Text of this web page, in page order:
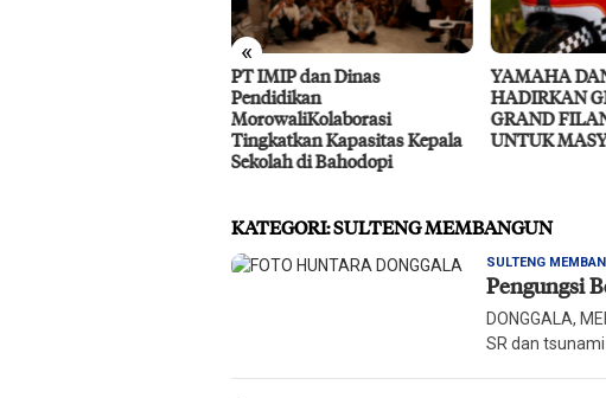
«
YAMAHA DAN LOOP CIRCLE
HADIRKAN GIVEAWAY
GRAND FILANO HYBRID
UNTUK MASYARAKAT PALU
RS
Layanan
KATEGORI:SULTENG MEMBANGUN
SULTENG
Pengungsi
DONGGALA,
SR dan